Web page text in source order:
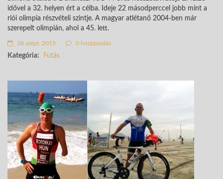
idővel a 32. helyen ért a célba. Ideje 22 másodperccel jobb mint a
riói olimpia részvételi szintje. A magyar atlétanő 2004-ben már
szerepelt olimpián, ahol a 45. lett.
28 szept. 2015 0 hozzászólás
Kategória: Futás